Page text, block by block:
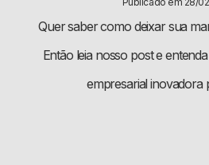
Quer saber como deixar sua
Então leia nosso post e
empresarial inovadora